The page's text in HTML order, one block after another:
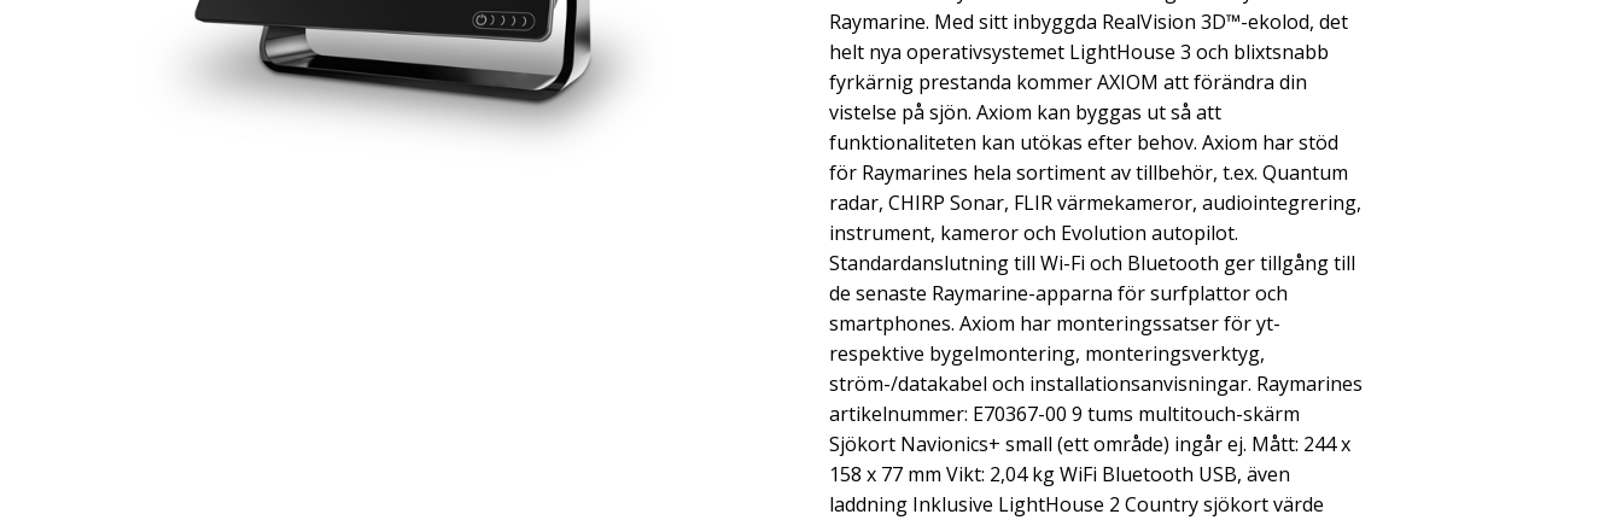
Raymarine. Med sitt inbyggda RealVision 3D™-ekolod, det
helt nya operativsystemet LightHouse 3 och blixtsnabb
fyrkärnig prestanda kommer AXIOM att förändra din
vistelse på sjön. Axiom kan byggas ut så att
funktionaliteten kan utökas efter behov. Axiom har stöd
för Raymarines hela sortiment av tillbehör, t.ex. Quantum
radar, CHIRP Sonar, FLIR värmekameror, audiointegrering,
instrument, kameror och Evolution autopilot.
Standardanslutning till Wi-Fi och Bluetooth ger tillgång till
de senaste Raymarine-apparna för surfplattor och
smartphones. Axiom har monteringssatser för yt-
respektive bygelmontering, monteringsverktyg,
ström-/datakabel och installationsanvisningar. Raymarines
artikelnummer: E70367-00 9 tums multitouch-skärm
Sjökort Navionics+ small (ett område) ingår ej. Mått: 244 x
158 x 77 mm Vikt: 2,04 kg WiFi Bluetooth USB, även
laddning Inklusive LightHouse 2 Country sjökort värde